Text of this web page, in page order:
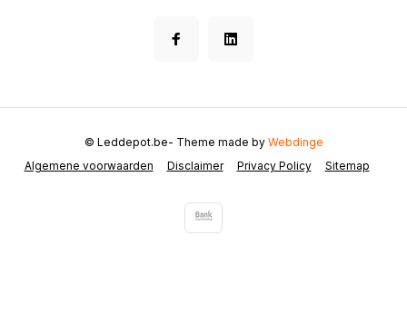
Algemene voorwaarden Disclaimer Privacy Policy Sitemap
© Leddepot.be- Theme made by Webdinge